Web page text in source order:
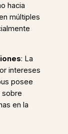
hacia
múltiples
: La
intereses
posee
sobre
en la